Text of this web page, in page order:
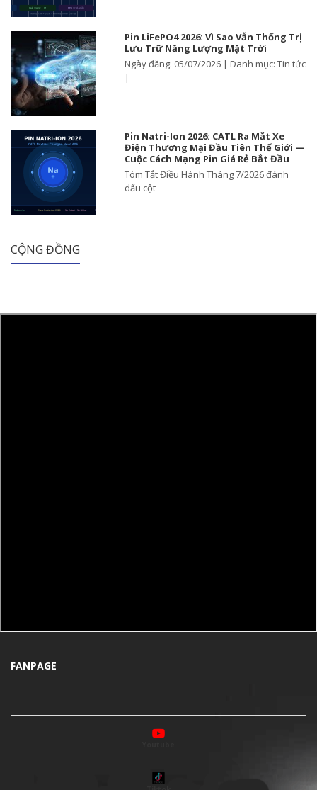
Pin LiFePO4 2026: Vì Sao Vẫn Thống Trị
Lưu Trữ Năng Lượng Mặt Trời
Ngày đăng: 05/07/2026 | Danh mục: Tin tức
|
Pin Natri-Ion 2026: CATL Ra Mắt Xe
Điện Thương Mại Đầu Tiên Thế Giới —
Cuộc Cách Mạng Pin Giá Rẻ Bắt Đầu
Tóm Tắt Điều Hành Tháng 7/2026 đánh
dấu cột
CỘNG ĐỒNG
FANPAGE